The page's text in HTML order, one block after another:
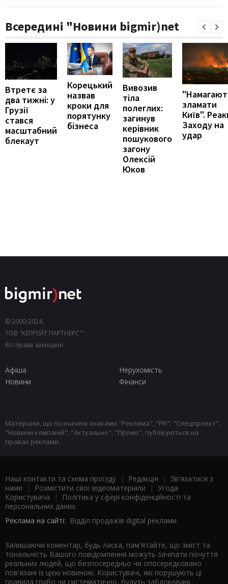
Всередині "Новини bigmir)net
Втретє за
два тижні: у
Грузії
стався
масштабний
блекаут
Корецький
назвав
кроки для
порятунку
бізнеса
Вивозив
тіла
полеглих:
загинув
керівник
пошукового
загону
Олексій
Юков
зламати
Київ".
Заходу на
удар
© 2000-2024,
ТОВ "КЕПРЕЙТ ПАРТНЕРС"".
Всі права захищені.
Афіша
Нерухомість
Новини
Фінанси
Матеріали, що позначені знаками "Реклама", "PR", "Спецпроект",
"Новини компаній", "Актуально", "Промо", публікуються на
правах реклами.
Наші контакти та схема проїзду | Редакція | Зв'язатися з
нами | Розмістити свої відеоматеріали | Угода
Користувача |
Політика у сфері конфіденційності та
персональних даних
Реклама на сайті: Відділ продажів digital реклами
Залишаючи коментар, будь ласка, пам'ятайте, що зміст та
тональність Вашого повідомлення можуть зачіпати почуття
реальних людей, що безпосередньо чи опосередковано
пов'язані із цією новиною. Користувачі, які порушують ці
правила грубо чи систематично, будуть заблоковані.